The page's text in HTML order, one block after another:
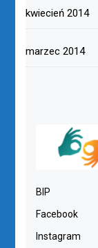
kwiecień 2014
marzec 2014
BIP
Facebook
Instagram